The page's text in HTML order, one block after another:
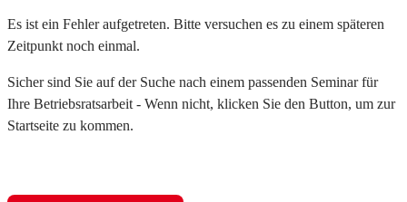
Es ist ein Fehler aufgetreten. Bitte versuchen es zu einem späteren
Zeitpunkt noch einmal.
Sicher sind Sie auf der Suche nach einem passenden Seminar für
Ihre Betriebsratsarbeit - Wenn nicht, klicken Sie den Button, um zur
Startseite zu kommen.